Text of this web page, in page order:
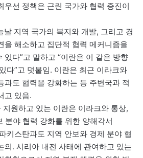
우선 정책은 근린 국가와 협력 증진이
날 지역 국가의 복지와 개발, 그리고 경
을 해소하고 집단적 협력 메커니즘을
있다”고 말하고 “이란은 이 같은 방향
다”고 덧붙임. 이란은 최근 이라크와
과도 협력을 강화하는 등 주변국과 적
고 있음.
원하고 있는 이란은 이라크와 통상,
분야 협력 강화를 위한 양해각서
키스탄과도 지역 안보와 경제 분야 협
의. 시리아 내전 사태에 관여하고 있는